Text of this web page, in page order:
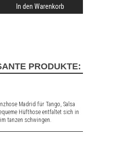
In den Warenkorb
PRODUKTE:
Madrid für Tango, Salsa
Hüfthose entfaltet sich in
tanzen schwingen.